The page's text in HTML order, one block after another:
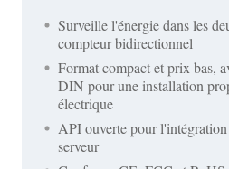
Surveille l'énergie dans les
compteur bidirectionnel
Format compact et prix bas,
DIN pour une installation
électrique
API ouverte pour
serveur